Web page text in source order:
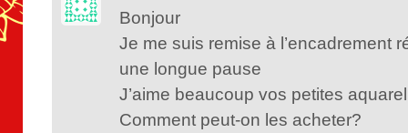
Bonjour
Je me suis remise à l’encadrement
une longue pause
J’aime beaucoup vos petites
Comment peut-on les acheter?